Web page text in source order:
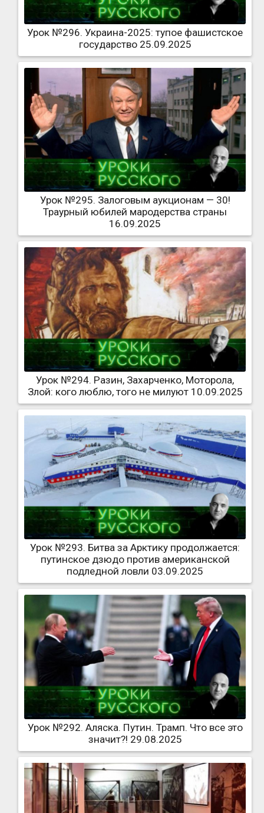
Урок №296. Украина-2025: тупое фашистское
государство 25.09.2025
Урок №295. Залоговым аукционам — 30!
Траурный юбилей мародерства страны
16.09.2025
Урок №294. Разин, Захарченко, Моторола,
Злой: кого люблю, того не милуют 10.09.2025
Урок №293. Битва за Арктику продолжается:
путинское дзюдо против американской
подледной ловли 03.09.2025
Урок №292. Аляска. Путин. Трамп. Что все это
значит?! 29.08.2025